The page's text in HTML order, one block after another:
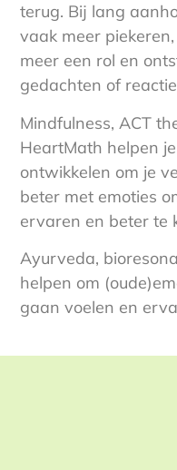
terug. Bij lang
vaak meer
meer een rol en
gedachten of
Mindfulness, ACT
HeartMath helpen
ontwikkelen om je
beter met emoties
ervaren en beter te
Ayurveda,
helpen om
gaan voelen en